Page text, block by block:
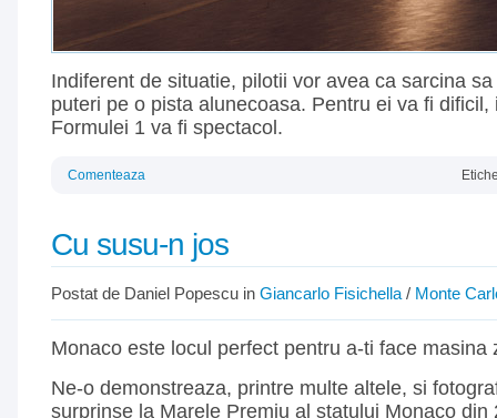
Indiferent de situatie, pilotii vor avea ca sarcina
puteri pe o pista alunecoasa. Pentru ei va fi dificil,
Formulei 1 va fi spectacol.
Comenteaza
Cu susu-n jos
Postat de Daniel Popescu in Giancarlo Fisichella / Monte
Monaco este locul perfect pentru a-ti face masina
Ne-o demonstreaza, printre multe altele, si
surprinse la Marele Premiu al statului Monaco din